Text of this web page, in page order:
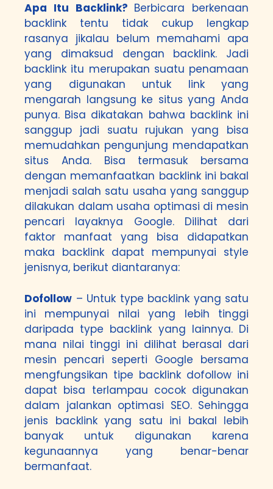
Apa Itu Backlink? Berbicara berkenaan
backlink tentu tidak cukup lengkap
rasanya jikalau belum memahami apa
yang dimaksud dengan backlink. Jadi
backlink itu merupakan suatu penamaan
yang digunakan untuk link yang
mengarah langsung ke situs yang Anda
punya. Bisa dikatakan bahwa backlink ini
sanggup jadi suatu rujukan yang bisa
memudahkan pengunjung mendapatkan
situs Anda. Bisa termasuk bersama
dengan memanfaatkan backlink ini bakal
menjadi salah satu usaha yang sanggup
dilakukan dalam usaha optimasi di mesin
pencari layaknya Google. Dilihat dari
faktor manfaat yang bisa didapatkan
maka backlink dapat mempunyai style
jenisnya, berikut diantaranya:
Dofollow – Untuk type backlink yang satu
ini mempunyai nilai yang lebih tinggi
daripada type backlink yang lainnya. Di
mana nilai tinggi ini dilihat berasal dari
mesin pencari seperti Google bersama
mengfungsikan tipe backlink dofollow ini
dapat bisa terlampau cocok digunakan
dalam jalankan optimasi SEO. Sehingga
jenis backlink yang satu ini bakal lebih
banyak untuk digunakan karena
kegunaannya yang benar-benar
bermanfaat.